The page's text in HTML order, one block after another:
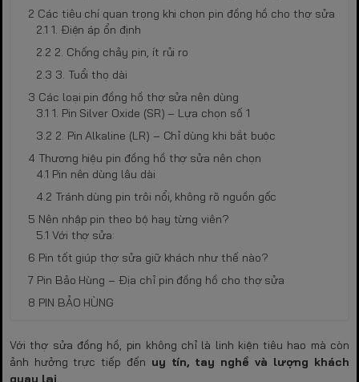
Các tiêu chí quan trọng khi chọn pin đồng hồ cho thợ sửa
1. Điện áp ổn định
2. Chống chảy pin, ít rủi ro
3. Tuổi thọ dài
Các loại pin đồng hồ thợ sửa nên dùng
1. Pin Silver Oxide (SR) – Lựa chọn số 1
2. Pin Alkaline (LR) – Chỉ dùng khi bắt buộc
Thương hiệu pin đồng hồ thợ sửa nên chọn
Pin nên dùng lâu dài
Tránh dùng pin trôi nổi, không rõ nguồn gốc
Nên nhập pin theo bộ hay từng viên?
Với thợ sửa:
Pin tốt giúp thợ sửa giữ khách như thế nào?
Pin Bảo Hùng – Địa chỉ pin đồng hồ cho thợ sửa
PIN BẢO HÙNG
Với thợ sửa đồng hồ, pin không chỉ là linh kiện tiêu hao mà còn
ảnh hưởng trực tiếp đến uy tín, tay nghề và lượng khách
quay lại.